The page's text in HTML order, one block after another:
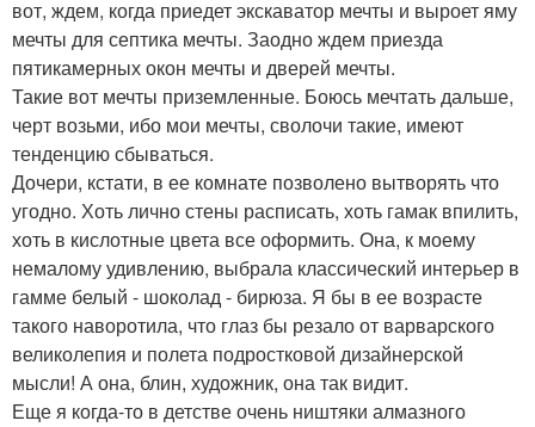
вот, ждем, когда приедет экскаватор мечты и выроет яму
мечты для септика мечты. Заодно ждем приезда
пятикамерных окон мечты и дверей мечты.
Такие вот мечты приземленные. Боюсь мечтать дальше,
черт возьми, ибо мои мечты, сволочи такие, имеют
тенденцию сбываться.
Дочери, кстати, в ее комнате позволено вытворять что
угодно. Хоть лично стены расписать, хоть гамак впилить,
хоть в кислотные цвета все оформить. Она, к моему
немалому удивлению, выбрала классический интерьер в
гамме белый - шоколад - бирюза. Я бы в ее возрасте
такого наворотила, что глаз бы резало от варварского
великолепия и полета подростковой дизайнерской
мысли! А она, блин, художник, она так видит.
Еще я когда-то в детстве очень ништяки алмазного